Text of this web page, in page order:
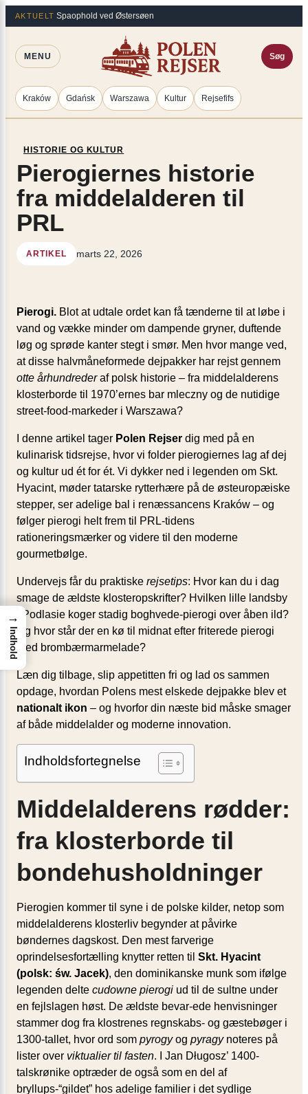
Spring
til
indhold
AKTUELT Spaophold ved Østersøen
MENU Søg
Kraków Gdańsk Warszawa Kultur Rejsefifs
HISTORIE OG KULTUR
Pierogiernes historie
fra middelalderen til
PRL
ARTIKEL marts 22, 2026
Pierogi. Blot at udtale ordet kan få tænderne til at løbe i
vand og vække minder om dampende gryner, duftende
løg og sprøde kanter stegt i smør. Men hvor mange ved,
at disse halvmåneformede dejpakker har rejst gennem
otte århundrederaf polsk historie – fra middelalderens
klosterborde til 1970’ernes bar mleczny og de nutidige
street-food-markeder i Warszawa?
I denne artikel tager Polen Rejser dig med på en
kulinarisk tidsrejse, hvor vi folder pierogiernes lag af dej
og kultur ud ét for ét. Vi dykker ned i legenden om Skt.
Hyacint, møder tatarske rytterhære på de østeuropæiske
stepper, ser adelige bal i renæssancens Kraków – og
følger pierogi helt frem til PRL-tidens
rationeringsmærker og videre til den moderne
gourmetbølge.
Undervejs får du praktiske rejsetips: Hvor kan du i dag
smage de ældste klosteropskrifter? Hvilken lille landsby
i Podlasie koger stadig boghvede-pierogi over åben ild?
Og hvor står der en kø til midnat efter friterede pierogi
med brombærmarmelade?
Læn dig tilbage, slip appetitten fri og lad os sammen
opdage, hvordan Polens mest elskede dejpakke blev et
nationalt ikon – og hvorfor din næste bid måske smager
af både middelalder og moderne innovation.
Indholdsfortegnelse
Middelalderens rødder:
fra klosterborde til
bondehusholdninger
Pierogien kommer til syne i de polske kilder, netop som
middelalderens klosterliv begynder at påvirke
bøndernes dagskost. Den mest farverige
oprindelsesfortælling knytter retten til Skt. Hyacint
(polsk: św. Jacek), den dominikanske munk som ifølge
legenden delte cudowne pierogi ud til de sultne under
en fejlslagen høst. De ældste bevar-ede henvisninger
stammer dog fra klostrenes regnskabs- og gæstebøger i
1300-tallet, hvor ord som pyrogyog pyragynoteres på
lister over viktualier til fasten. I Jan Długosz’ 1400-
talskrønike optræder de også som en del af
bryllups-“gildet” hos adelige familier i det sydlige
→
Indhold